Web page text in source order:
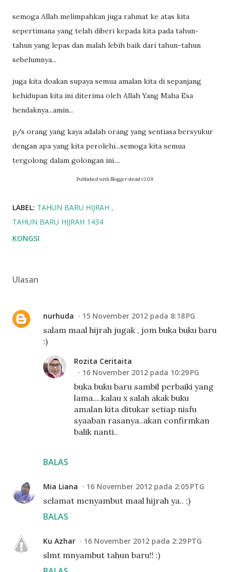
semoga Allah melimpahkan juga rahmat ke atas kita
sepertimana yang telah diberi kepada kita pada tahun-
tahun yang lepas dan malah lebih baik dari tahun-tahun
sebelumnya...
juga kita doakan supaya semua amalan kita di sepanjang
kehidupan kita ini diterima oleh Allah Yang Maha Esa
hendaknya...amin...
p/s orang yang kaya adalah orang yang sentiasa bersyukur
dengan apa yang kita perolehi...semoga kita semua
tergolong dalam golongan ini....
Published with Blogger-droid v2.0.9
LABEL: TAHUN BARU HIJRAH
TAHUN BARU HIJRAH 1434
KONGSI
Ulasan
nurhuda 15 November 2012 pada 8:18 PG
salam maal hijrah jugak , jom buka buku baru
:)
BALAS
Rozita Ceritaita
16 November 2012 pada 10:29 PG
buka buku baru sambil perbaiki yang
lama....kalau x salah akak buku
amalan kita ditukar setiap nisfu
syaaban rasanya..akan confirmkan
balik nanti..
Mia Liana 16 November 2012 pada 2:05 PTG
selamat menyambut maal hijrah ya.. ;)
BALAS
Ku Azhar 16 November 2012 pada 2:29 PTG
slmt mnyambut tahun baru!! :)